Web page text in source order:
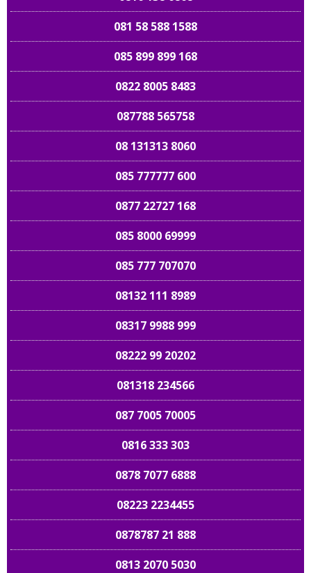
081 58 588 1588
085 899 899 168
0822 8005 8483
087788 565758
08 131313 8060
085 777777 600
0877 22727 168
085 8000 69999
085 777 707070
08132 111 8989
08317 9988 999
08222 99 20202
081318 234566
087 7005 70005
0816 333 303
0878 7077 6888
08223 2234455
0878787 21 888
0813 2070 5030